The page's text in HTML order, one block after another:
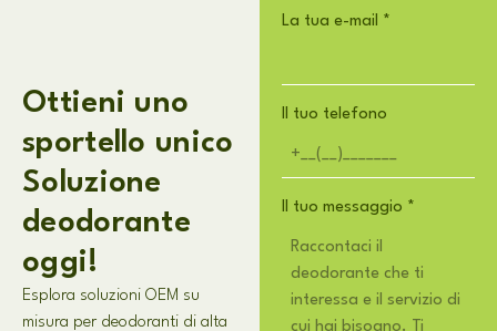
Ottieni uno
sportello unico
Soluzione
deodorante
oggi!
Esplora soluzioni OEM su
misura per deodoranti di alta
La tua e-mail *
Il tuo telefono
Il tuo messaggio *